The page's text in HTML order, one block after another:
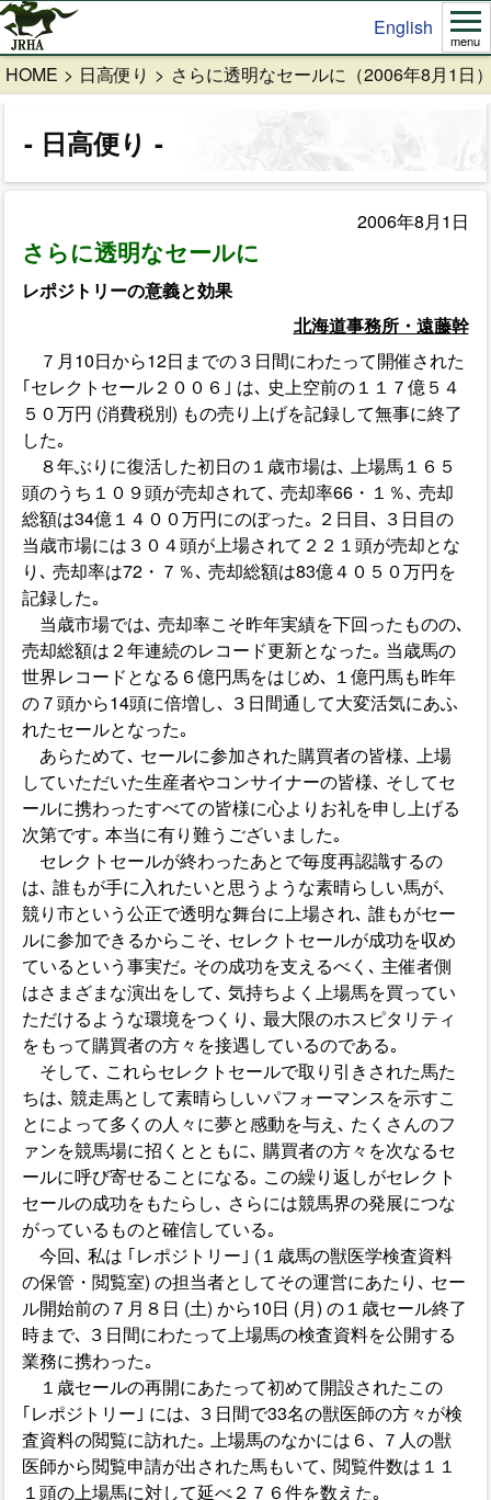
English
menu
HOME 日高便り さらに透明なセールに（2006年8月1日
日高便り
2006年8月1日
さらに透明なセールに
レポジトリーの意義と効果
北海道事務所・遠藤幹
７月10日から12日までの３日間にわたって開催された
｢セレクトセール２００６｣ は､ 史上空前の１１７億５４
５０万円 (消費税別) もの売り上げを記録して無事に終了
した｡
８年ぶりに復活した初日の１歳市場は､ 上場馬１６５
頭のうち１０９頭が売却されて､ 売却率66・１％､ 売却
総額は34億１４００万円にのぼった｡ ２日目､ ３日目の
当歳市場には３０４頭が上場されて２２１頭が売却とな
り､ 売却率は72・７％､ 売却総額は83億４０５０万円を
記録した｡
当歳市場では､ 売却率こそ昨年実績を下回ったものの､
売却総額は２年連続のレコード更新となった｡ 当歳馬の
世界レコードとなる６億円馬をはじめ､ １億円馬も昨年
の７頭から14頭に倍増し､ ３日間通して大変活気にあふ
れたセールとなった｡
あらためて､ セールに参加された購買者の皆様､ 上場
していただいた生産者やコンサイナーの皆様､ そしてセ
ールに携わったすべての皆様に心よりお礼を申し上げる
次第です｡ 本当に有り難うございました｡
セレクトセールが終わったあとで毎度再認識するの
は､ 誰もが手に入れたいと思うような素晴らしい馬が､
競り市という公正で透明な舞台に上場され､ 誰もがセー
ルに参加できるからこそ､ セレクトセールが成功を収め
ているという事実だ｡ その成功を支えるべく､ 主催者側
はさまざまな演出をして､ 気持ちよく上場馬を買ってい
ただけるような環境をつくり､ 最大限のホスピタリティ
をもって購買者の方々を接遇しているのである｡
そして､ これらセレクトセールで取り引きされた馬た
ちは､ 競走馬として素晴らしいパフォーマンスを示すこ
とによって多くの人々に夢と感動を与え､ たくさんのフ
ァンを競馬場に招くとともに､ 購買者の方々を次なるセ
ールに呼び寄せることになる｡ この繰り返しがセレクト
セールの成功をもたらし､ さらには競馬界の発展につな
がっているものと確信している｡
今回､ 私は ｢レポジトリー｣ (１歳馬の獣医学検査資料
の保管・閲覧室) の担当者としてその運営にあたり､ セー
ル開始前の７月８日 (土) から10日 (月) の１歳セール終了
時まで､ ３日間にわたって上場馬の検査資料を公開する
業務に携わった｡
１歳セールの再開にあたって初めて開設されたこの
｢レポジトリー｣ には､ ３日間で33名の獣医師の方々が検
査資料の閲覧に訪れた｡ 上場馬のなかには６､ ７人の獣
医師から閲覧申請が出された馬もいて､ 閲覧件数は１１
１頭の上場馬に対して延べ２７６件を数えた｡